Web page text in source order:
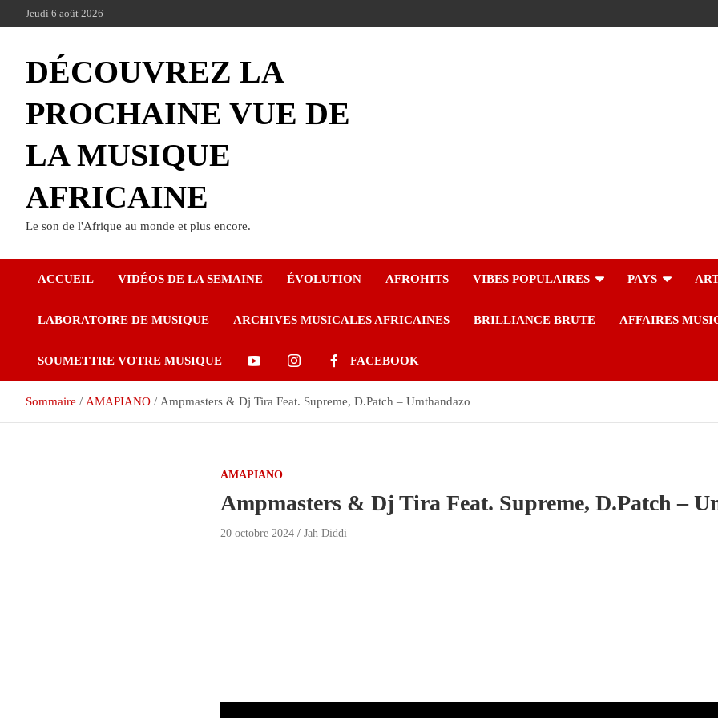
Jeudi 6 août 2026
DÉCOUVREZ LA
PROCHAINE VUE DE
LA MUSIQUE
AFRICAINE
Le son de l'Afrique au monde et plus encore.
ACCUEIL VIDÉOS DE LA SEMAINE ÉVOLUTION AFROHITS VIBES POPULAIRES PAYS
LABORATOIRE DE MUSIQUE ARCHIVES MUSICALES AFRICAINES BRILLIANCE BRUTE AFFAIRES
SOUMETTRE VOTRE MUSIQUE FACEBOOK
Sommaire AMAPIANO Ampmasters & Dj Tira Feat. Supreme, D.Patch – Umthandazo
AMAPIANO
Ampmasters & Dj Tira Feat. Supreme, D.Patch –
20 octobre 2024 Jah Diddi